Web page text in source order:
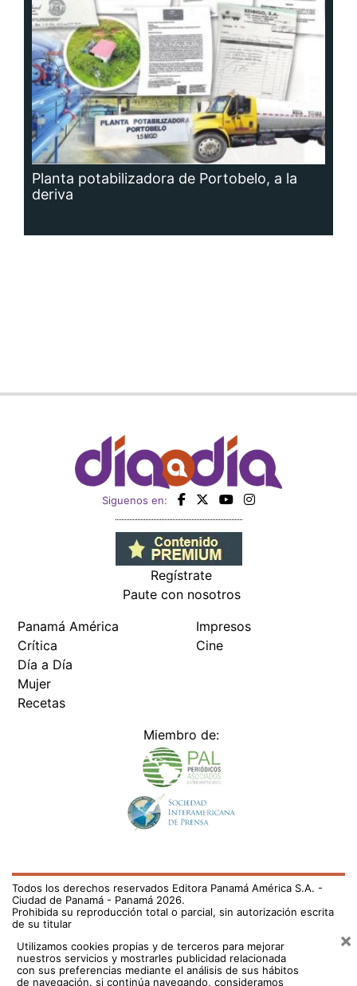
Planta potabilizadora de Portobelo, a la
deriva
Siguenos en:
Regístrate
Paute con nosotros
Día a Día
Mujer
Recetas
Impresos
Ciudad de Panamá - Panamá 2026.
Prohibida su reproducción total o parcial, sin autorización escrita
de su titular
Utilizamos cookies propias y de terceros para mejorar
nuestros servicios y mostrarles publicidad relacionada
con sus preferencias mediante el análisis de sus hábitos
de navegación. si continúa navegando, consideramos
que acepta su uso.Puede cambiar la configuración u
obtener más información aquí